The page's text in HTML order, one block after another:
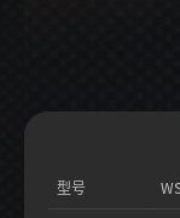
型号